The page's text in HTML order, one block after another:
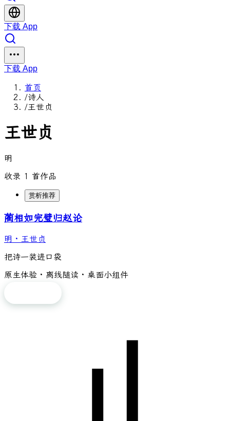
下载 App
下载 App
首页
/诗人
/王世贞
王世贞
明
收录 1 首作品
赏析推荐
蔺相如完璧归赵论
明 · 王世贞
把诗一装进口袋
原生体验 · 离线随读 · 桌面小组件